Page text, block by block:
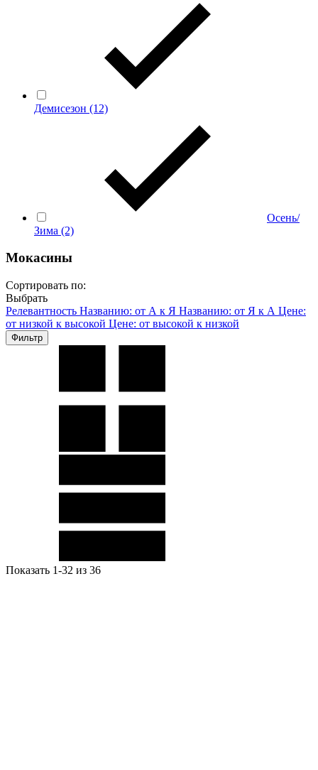
Демисезон (12)
Осень/
Зима (2)
Мокасины
Сортировать по:
Выбрать
Релевантность Названию: от А к Я Названию: от Я к А Цене:
от низкой к высокой Цене: от высокой к низкой
Фильтр
Показать 1-32 из 36